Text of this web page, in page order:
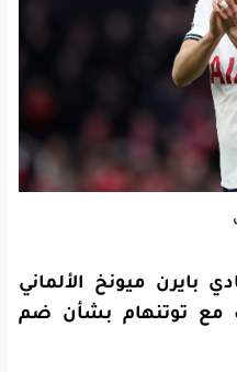
بايرن ميونخ الألماني
مع توتنهام بشأن ضم